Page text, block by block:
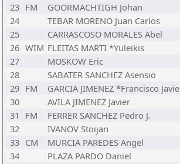
23 FM GOORMACHTIGH Johan
24
TEBAR MORENO Juan Carlos
25
CARRASCOSO MORALES Abel
26 WIM FLEITAS MARTI *Yuleikis
27
MOSKOW Eric
28
SABATER SANCHEZ Asensio
29 FM GARCIA JIMENEZ *Francisco Javie
30
AVILA JIMENEZ Javier
31
FM FERRER SANCHEZ Pedro J.
32
IVANOV Stoijan
33 CM MURCIA PAREDES Angel
34
PLAZA PARDO Daniel